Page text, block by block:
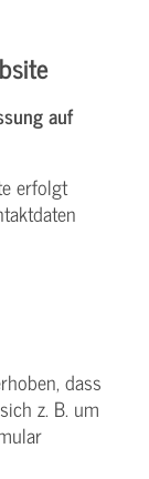
auf
erfolgt
dass
z. B. um